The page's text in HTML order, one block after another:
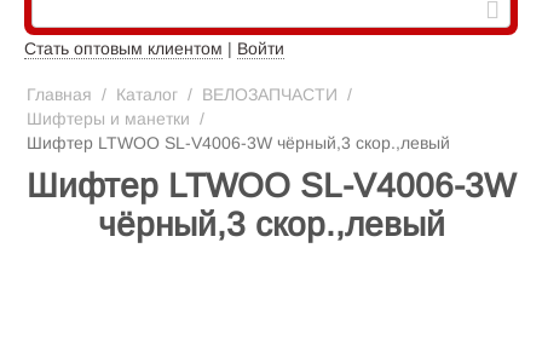
Стать оптовым клиентом | Войти
Главная / Каталог / ВЕЛОЗАПЧАСТИ /
Шифтеры и манетки /
Шифтер LTWOO SL-V4006-3W чёрный,3 скор.,левый
Шифтер LTWOO SL-V4006-3W
чёрный,3 скор.,левый